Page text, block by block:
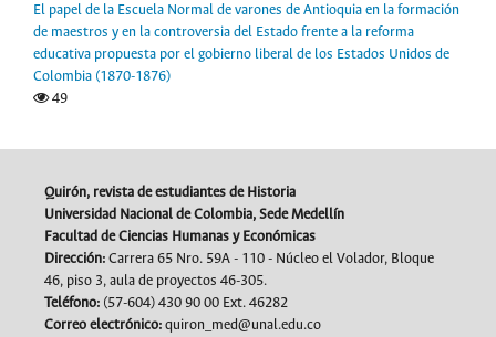
El papel de la Escuela Normal de varones de Antioquia en la formación
de maestros y en la controversia del Estado frente a la reforma
educativa propuesta por el gobierno liberal de los Estados Unidos de
Colombia (1870-1876)
49
Quirón, revista de estudiantes de Historia
Universidad Nacional de Colombia, Sede Medellín
Facultad de Ciencias Humanas y Económicas
Dirección: Carrera 65 Nro. 59A - 110 - Núcleo el Volador, Bloque
46, piso 3, aula de proyectos 46-305.
Teléfono: (57-604) 430 90 00 Ext. 46282
Correo electrónico: quiron_med@unal.edu.co